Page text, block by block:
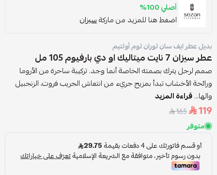
أصلي 100%
اضغط هنا للمزيد من ماركةسيزان
بديل عطر ايف سان لوران لوم أولتيم
عطر سيزان 7 نايت ميتاليك او دي بارفيوم 105 مل
صمم لرجل يترك بصمته الخاصة أنما وجد. تركيبة ساحرة من الأروما
ورائحة الأخشاب تبدأ بمزيج جريء من انتعاش الجريب فروت، الزنجبيل
والها...قراءة المزيد
119
165
متوفر